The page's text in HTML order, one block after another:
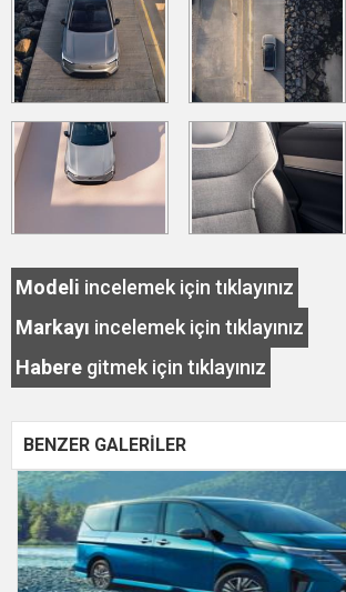
Modeli incelemek için tıklayınız
Markayı incelemek için tıklayınız
Habere gitmek için tıklayınız
BENZER GALERİLER